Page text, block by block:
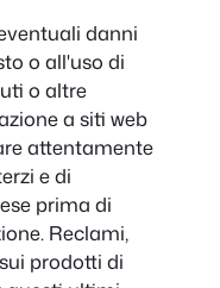
danni
o all'uso di
o altre
a siti web
attentamente
e di
prima di
Reclami,
prodotti di